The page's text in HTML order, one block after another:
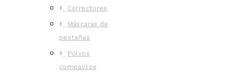
Correctores
Máscaras de
pestañas
Polvos
compactos